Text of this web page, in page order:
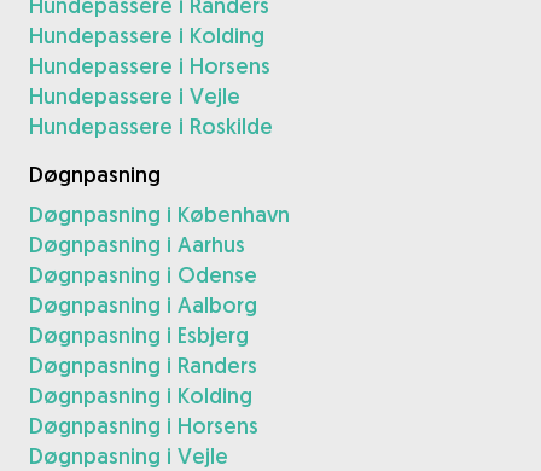
Hundepassere i Kolding
Hundepassere i Horsens
Hundepassere i Vejle
Hundepassere i Roskilde
Døgnpasning
Døgnpasning i København
Døgnpasning i Aarhus
Døgnpasning i Odense
Døgnpasning i Aalborg
Døgnpasning i Esbjerg
Døgnpasning i Randers
Døgnpasning i Kolding
Døgnpasning i Horsens
Døgnpasning i Vejle